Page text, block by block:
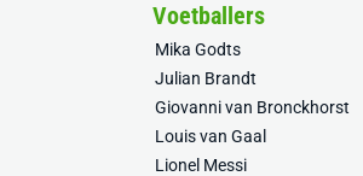
Voetballers
Mika Godts
Julian Brandt
Giovanni van Bronckhorst
Louis van Gaal
Lionel Messi